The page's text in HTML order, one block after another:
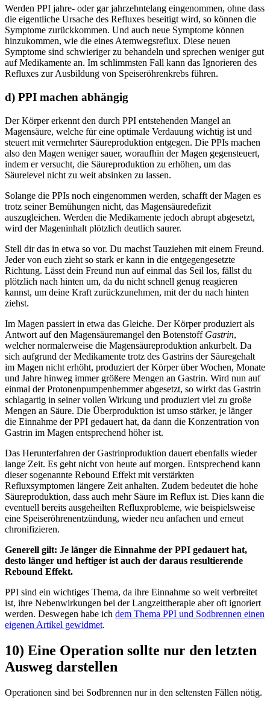
Werden PPI jahre- oder gar jahrzehntelang eingenommen, ohne dass
die eigentliche Ursache des Refluxes beseitigt wird, so können die
Symptome zurückkommen. Und auch neue Symptome können
hinzukommen, wie die eines Atemwegsreflux. Diese neuen
Symptome sind schwieriger zu behandeln und sprechen weniger gut
auf Medikamente an. Im schlimmsten Fall kann das Ignorieren des
Refluxes zur Ausbildung von Speiseröhrenkrebs führen.
d) PPI machen abhängig
Der Körper erkennt den durch PPI entstehenden Mangel an
Magensäure, welche für eine optimale Verdauung wichtig ist und
steuert mit vermehrter Säureproduktion entgegen. Die PPIs machen
also den Magen weniger sauer, woraufhin der Magen gegensteuert,
indem er versucht, die Säureproduktion zu erhöhen, um das
Säurelevel nicht zu weit absinken zu lassen.
Solange die PPIs noch eingenommen werden, schafft der Magen es
trotz seiner Bemühungen nicht, das Magensäuredefizit
auszugleichen. Werden die Medikamente jedoch abrupt abgesetzt,
wird der Mageninhalt plötzlich deutlich saurer.
Stell dir das in etwa so vor. Du machst Tauziehen mit einem Freund.
Jeder von euch zieht so stark er kann in die entgegengesetzte
Richtung. Lässt dein Freund nun auf einmal das Seil los, fällst du
plötzlich nach hinten um, da du nicht schnell genug reagieren
kannst, um deine Kraft zurückzunehmen, mit der du nach hinten
ziehst.
Im Magen passiert in etwa das Gleiche. Der Körper produziert als
Antwort auf den Magensäuremangel den Botenstoff Gastrin,
welcher normalerweise die Magensäureproduktion ankurbelt. Da
sich aufgrund der Medikamente trotz des Gastrins der Säuregehalt
im Magen nicht erhöht, produziert der Körper über Wochen, Monate
und Jahre hinweg immer größere Mengen an Gastrin. Wird nun auf
einmal der Protonenpumpenhemmer abgesetzt, so wirkt das Gastrin
schlagartig in seiner vollen Wirkung und produziert viel zu große
Mengen an Säure. Die Überproduktion ist umso stärker, je länger
die Einnahme der PPI gedauert hat, da dann die Konzentration von
Gastrin im Magen entsprechend höher ist.
Das Herunterfahren der Gastrinproduktion dauert ebenfalls wieder
lange Zeit. Es geht nicht von heute auf morgen. Entsprechend kann
dieser sogenannte Rebound Effekt mit verstärkten
Refluxsymptomen längere Zeit anhalten. Zudem bedeutet die hohe
Säureproduktion, dass auch mehr Säure im Reflux ist. Dies kann die
eventuell bereits ausgeheilten Refluxprobleme, wie beispielsweise
eine Speiseröhrenentzündung, wieder neu anfachen und erneut
chronifizieren.
Generell gilt: Je länger die Einnahme der PPI gedauert hat,
desto länger und heftiger ist auch der daraus resultierende
Rebound Effekt.
PPI sind ein wichtiges Thema, da ihre Einnahme so weit verbreitet
ist, ihre Nebenwirkungen bei der Langzeittherapie aber oft ignoriert
werden. Deswegen habe ich dem Thema PPI und Sodbrennen einen
eigenen Artikel gewidmet.
10) Eine Operation sollte nur den letzten
Ausweg darstellen
Operationen sind bei Sodbrennen nur in den seltensten Fällen nötig.